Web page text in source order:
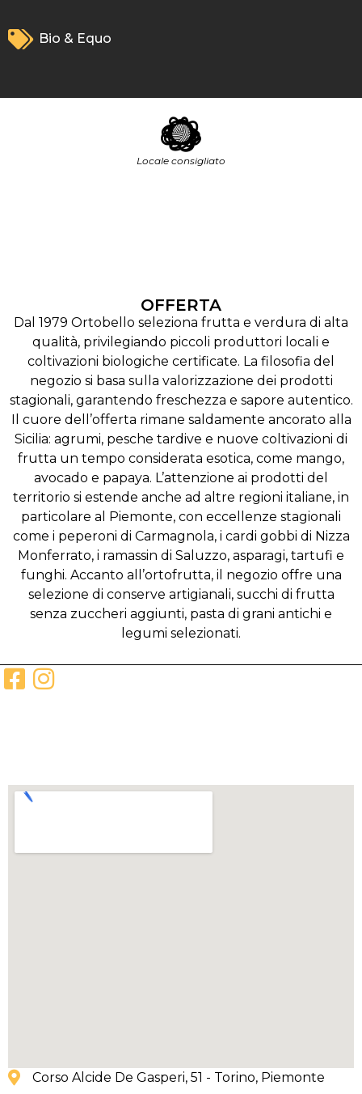
Bio & Equo
Locale consigliato
OFFERTA
Dal 1979 Ortobello seleziona frutta e verdura di alta
qualità, privilegiando piccoli produttori locali e
coltivazioni biologiche certificate. La filosofia del
negozio si basa sulla valorizzazione dei prodotti
stagionali, garantendo freschezza e sapore autentico.
Il cuore dell’offerta rimane saldamente ancorato alla
Sicilia: agrumi, pesche tardive e nuove coltivazioni di
frutta un tempo considerata esotica, come mango,
avocado e papaya. L’attenzione ai prodotti del
territorio si estende anche ad altre regioni italiane, in
particolare al Piemonte, con eccellenze stagionali
come i peperoni di Carmagnola, i cardi gobbi di Nizza
Monferrato, i ramassin di Saluzzo, asparagi, tartufi e
funghi. Accanto all’ortofrutta, il negozio offre una
selezione di conserve artigianali, succhi di frutta
senza zuccheri aggiunti, pasta di grani antichi e
legumi selezionati.
Corso Alcide De Gasperi, 51 - Torino, Piemonte